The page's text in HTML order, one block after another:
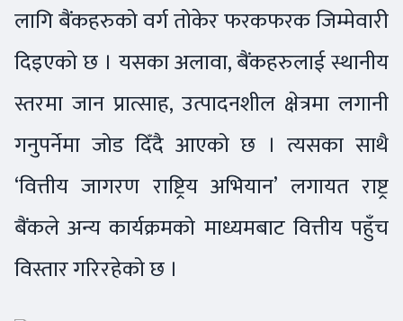
लागि बैंकहरुको वर्ग तोकेर फरकफरक जिम्मेवारी
दिइएको छ । यसका अलावा, बैंकहरुलाई स्थानीय
स्तरमा जान प्रात्साह, उत्पादनशील क्षेत्रमा लगानी
गनुपर्नेमा जोड दिँदै आएको छ । त्यसका साथै
‘वित्तीय जागरण राष्ट्रिय अभियान’ लगायत राष्ट्र
बैंकले अन्य कार्यक्रमको माध्यमबाट वित्तीय पहुँच
विस्तार गरिरहेको छ ।